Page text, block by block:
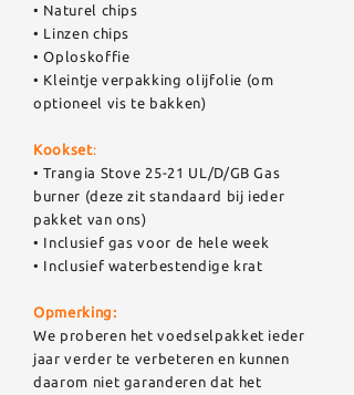
• Naturel chips
• Linzen chips
• Oploskoffie
• Kleintje verpakking olijfolie (om
optioneel vis te bakken)
Kookset:
• Trangia Stove 25-21 UL/D/GB Gas
burner (deze zit standaard bij ieder
pakket van ons)
• Inclusief gas voor de hele week
• Inclusief waterbestendige krat
Opmerking:
We proberen het voedselpakket ieder
jaar verder te verbeteren en kunnen
daarom niet garanderen dat het